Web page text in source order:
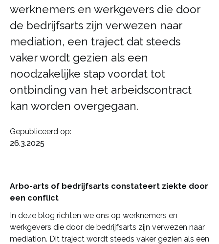
werknemers en werkgevers die door
de bedrijfsarts zijn verwezen naar
mediation, een traject dat steeds
vaker wordt gezien als een
noodzakelijke stap voordat tot
ontbinding van het arbeidscontract
kan worden overgegaan.
Gepubliceerd op:
26.3.2025
Arbo-arts of bedrijfsarts constateert ziekte door
een conflict
In deze blog richten we ons op werknemers en
werkgevers die door de bedrijfsarts zijn verwezen naar
mediation. Dit traject wordt steeds vaker gezien als een